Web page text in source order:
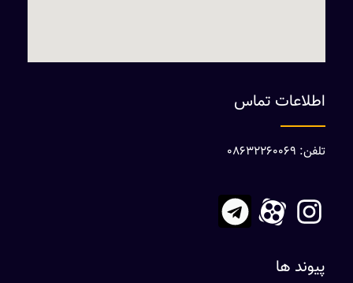
اطلاعات تماس
تلفن: 08632260069
پیوند ها